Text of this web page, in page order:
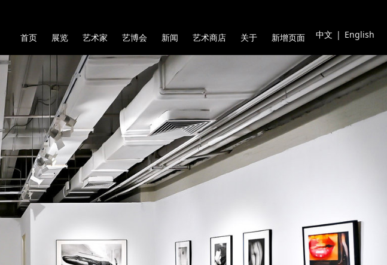
中文 | English
首页 展览 艺术家 艺博会 新闻 艺术商店 关于 新增页面